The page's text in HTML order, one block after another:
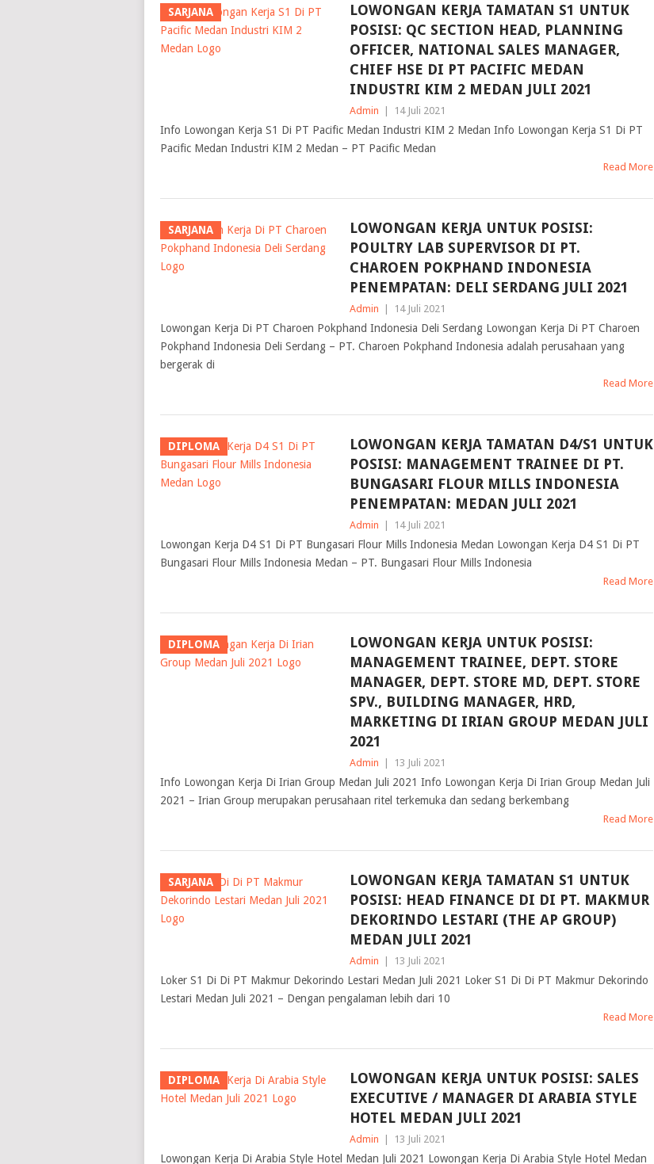
SARJANA
LOWONGAN KERJA TAMATAN S1 UNTUK
POSISI: QC SECTION HEAD, PLANNING
OFFICER, NATIONAL SALES MANAGER,
CHIEF HSE DI PT PACIFIC MEDAN
INDUSTRI KIM 2 MEDAN JULI 2021
Admin 14 Juli 2021
Info Lowongan Kerja S1 Di PT Pacific Medan Industri KIM 2 Medan Info Lowongan Kerja S1 Di PT
Pacific Medan Industri KIM 2 Medan – PT Pacific Medan
Read More
SARJANA
LOWONGAN KERJA UNTUK POSISI:
POULTRY LAB SUPERVISOR DI PT.
CHAROEN POKPHAND INDONESIA
PENEMPATAN: DELI SERDANG JULI 2021
Admin 14 Juli 2021
Lowongan Kerja Di PT Charoen Pokphand Indonesia Deli Serdang Lowongan Kerja Di PT Charoen
Pokphand Indonesia Deli Serdang – PT. Charoen Pokphand Indonesia adalah perusahaan yang
bergerak di
Read More
DIPLOMA
LOWONGAN KERJA TAMATAN D4/S1 UNTUK
POSISI: MANAGEMENT TRAINEE DI PT.
BUNGASARI FLOUR MILLS INDONESIA
PENEMPATAN: MEDAN JULI 2021
Admin 14 Juli 2021
Lowongan Kerja D4 S1 Di PT Bungasari Flour Mills Indonesia Medan Lowongan Kerja D4 S1 Di PT
Bungasari Flour Mills Indonesia Medan – PT. Bungasari Flour Mills Indonesia
Read More
DIPLOMA
LOWONGAN KERJA UNTUK POSISI:
MANAGEMENT TRAINEE, DEPT. STORE
MANAGER, DEPT. STORE MD, DEPT. STORE
SPV., BUILDING MANAGER, HRD,
MARKETING DI IRIAN GROUP MEDAN JULI
2021
Admin 13 Juli 2021
Info Lowongan Kerja Di Irian Group Medan Juli 2021 Info Lowongan Kerja Di Irian Group Medan Juli
2021 – Irian Group merupakan perusahaan ritel terkemuka dan sedang berkembang
Read More
SARJANA
LOWONGAN KERJA TAMATAN S1 UNTUK
POSISI: HEAD FINANCE DI DI PT. MAKMUR
DEKORINDO LESTARI (THE AP GROUP)
MEDAN JULI 2021
Admin 13 Juli 2021
Loker S1 Di Di PT Makmur Dekorindo Lestari Medan Juli 2021 Loker S1 Di Di PT Makmur Dekorindo
Lestari Medan Juli 2021 – Dengan pengalaman lebih dari 10
Read More
DIPLOMA
LOWONGAN KERJA UNTUK POSISI: SALES
EXECUTIVE / MANAGER DI ARABIA STYLE
HOTEL MEDAN JULI 2021
Admin 13 Juli 2021
Lowongan Kerja Di Arabia Style Hotel Medan Juli 2021 Lowongan Kerja Di Arabia Style Hotel Medan